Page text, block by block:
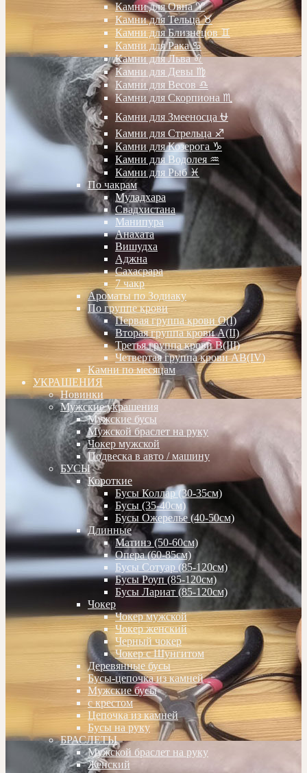
Камни для Овна ♈️
Камни для Тельца ♉️
Камни для Близнецов ♊️
Камни для Рака ♋️
Камни для Льва ♌️
Камни для Девы ♍️
Камни для Весов ♎️
Камни для Скорпиона ♏️
Камни для Змееносца ⛎
Камни для Стрельца ♐️
Камни для Козерога ♑️
Камни для Водолея ♒️
Камни для Рыб ♓️
По чакрам
Муладхара
Свадхистана
Манипура
Анахата
Вишудха
Аджна
Сахасрара
7 чакр
Ароматы по Зодиаку
По группе крови
Первая группа крови О(I)
Вторая группа крови А(II)
Третья группа крови В(III)
Четвертая группа крови АВ(IV)
Камни по месяцам
УКРАШЕНИЯ
Новинки
Мужские украшения
Мужские бусы
Мужской браслет на руку
Чокер мужской
Подвеска в авто / машину
БУСЫ
Короткие
Бусы Коллар (30-35см)
Бусы (35-40см)
Бусы Ожерелье (40-50см)
Длинные
Матинэ (50-60см)
Опера (60-85см)
Бусы Сотуар (85-120см)
Бусы Роуп (85-120см)
Бусы Лариат (85-120см)
Чокер
Чокер мужской
Чокер женский
Черный чокер
Чокер с Шунгитом
Деревянные бусы
Бусы-цепочка из камней
Мужские бусы
с крестом
Цепочка из камней
Бусы на руку
БРАСЛЕТЫ
Мужской браслет на руку
Женский